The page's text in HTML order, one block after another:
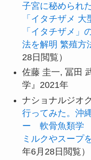
子宮に秘められ
「イタチザメ
「イタチザメ」
法を解明 繁殖方
28日閲覧）
佐藤 圭一, 冨田
学』2021年
ナショナルジオ
行ってみた。沖
ー 軟骨魚類学
ミルクやスープ
年6月28日閲覧）